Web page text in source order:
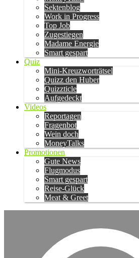
Sektenblog
Work in Progress
Top Job
Zugestiegen
Madame Energie
Smart gespart
Quiz
Mini-Kreuzworträtsel
Quizz den Huber
Quizzticle
Aufgedeckt
Videos
Reportagen
Fragenbot
Wein doch
MoneyTalks
Promotionen
Gute News
Flugmodus
Smart gespart
Reise-Glück
Meat & Greet